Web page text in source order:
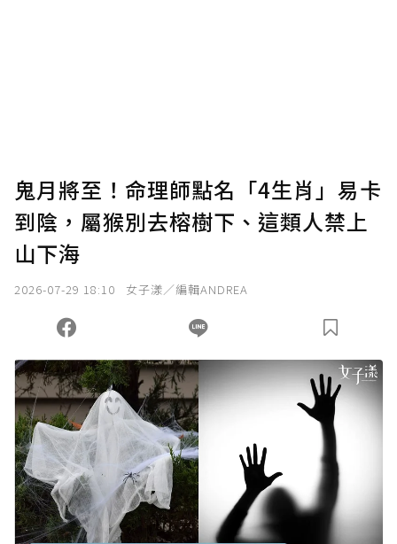
鬼月將至！命理師點名「4生肖」易卡
到陰，屬猴別去榕樹下、這類人禁上
山下海
2026-07-29 18:10 女子漾／編輯ANDREA